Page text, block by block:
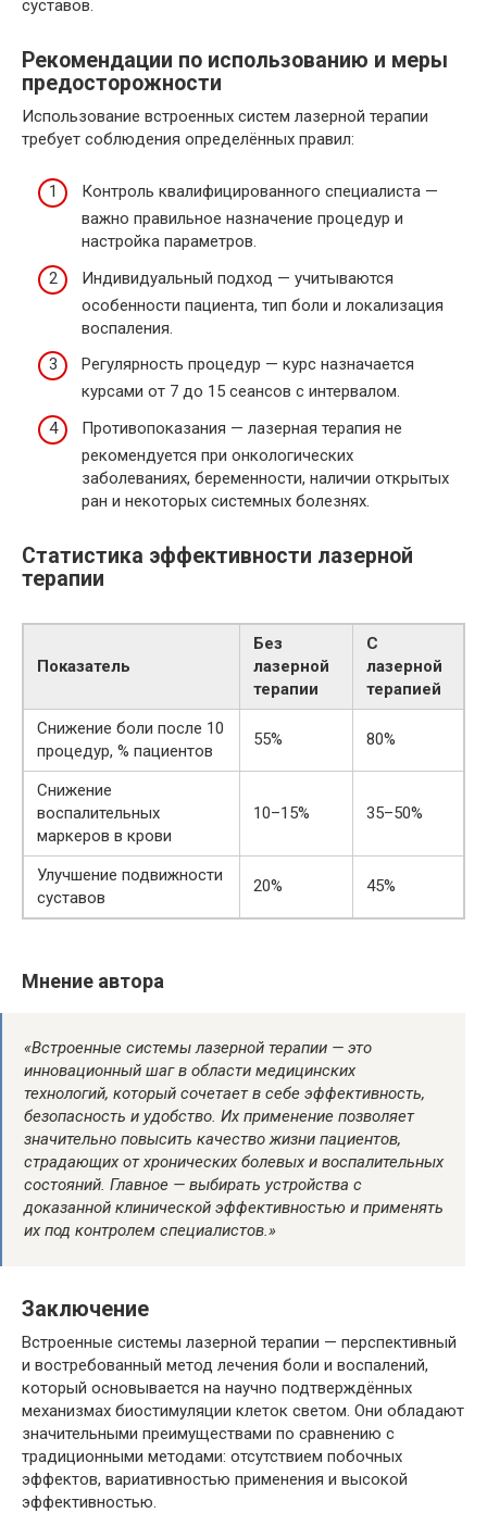
суставов.
Рекомендации по использованию и меры
предосторожности
Использование встроенных систем лазерной терапии
требует соблюдения определённых правил:
Контроль квалифицированного специалиста —
важно правильное назначение процедур и
настройка параметров.
Индивидуальный подход — учитываются
особенности пациента, тип боли и локализация
воспаления.
Регулярность процедур — курс назначается
курсами от 7 до 15 сеансов с интервалом.
Противопоказания — лазерная терапия не
рекомендуется при онкологических
заболеваниях, беременности, наличии открытых
ран и некоторых системных болезнях.
Статистика эффективности лазерной
терапии
Показатель
Без
лазерной
терапии
С
лазерной
терапией
Снижение боли после 10
процедур, % пациентов
55% 80%
Снижение
воспалительных
маркеров в крови
10–15% 35–50%
Улучшение подвижности
суставов
20% 45%
Мнение автора
«Встроенные системы лазерной терапии — это
инновационный шаг в области медицинских
технологий, который сочетает в себе эффективность,
безопасность и удобство. Их применение позволяет
значительно повысить качество жизни пациентов,
страдающих от хронических болевых и воспалительных
состояний. Главное — выбирать устройства с
доказанной клинической эффективностью и применять
их под контролем специалистов.»
Заключение
Встроенные системы лазерной терапии — перспективный
и востребованный метод лечения боли и воспалений,
который основывается на научно подтверждённых
механизмах биостимуляции клеток светом. Они обладают
значительными преимуществами по сравнению с
традиционными методами: отсутствием побочных
эффектов, вариативностью применения и высокой
эффективностью.